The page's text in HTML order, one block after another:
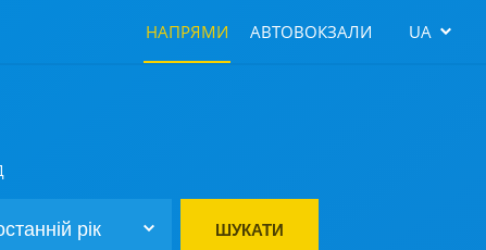
НАПРЯМИ АВТОВОКЗАЛИ UA
ШУКАТИ